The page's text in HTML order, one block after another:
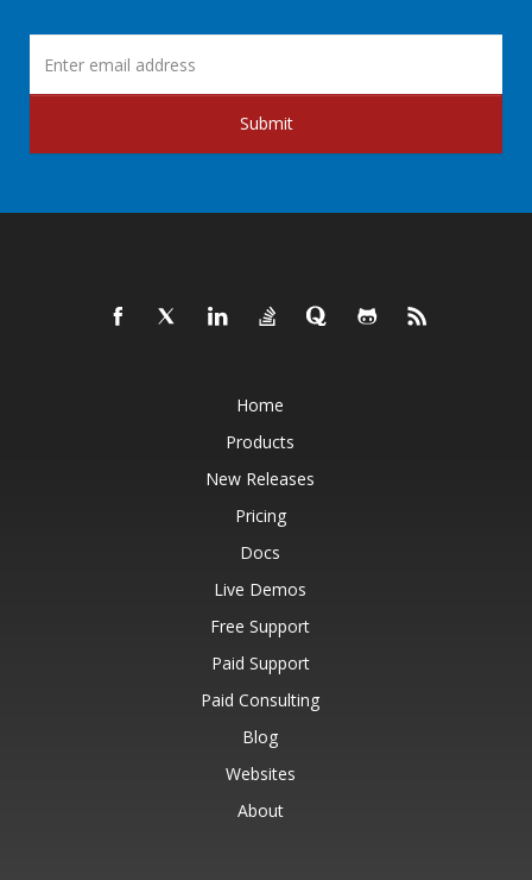
Submit
Home
Products
New Releases
Pricing
Docs
Live Demos
Free Support
Paid Support
Paid Consulting
Blog
Websites
About